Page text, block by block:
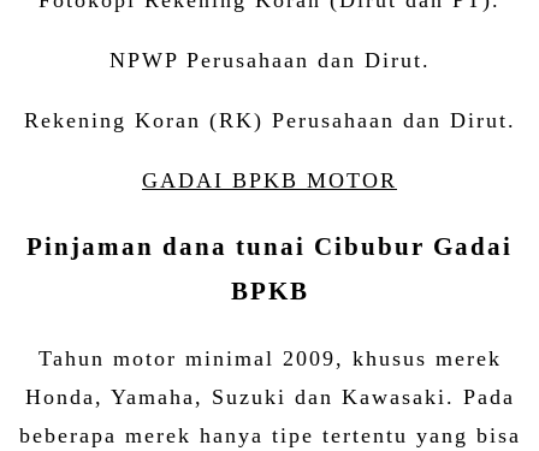
NPWP Perusahaan dan Dirut.
Rekening Koran (RK) Perusahaan dan Dirut.
GADAI BPKB MOTOR
Pinjaman dana tunai Cibubur Gadai
BPKB
Tahun motor minimal 2009, khusus merek
Honda, Yamaha, Suzuki dan Kawasaki. Pada
beberapa merek hanya tipe tertentu yang bisa